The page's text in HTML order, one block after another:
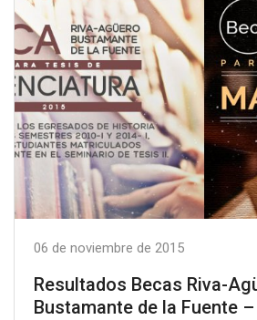
06 de noviembre de 2015
Resultados Becas Riva-
Bustamante de la Fuente